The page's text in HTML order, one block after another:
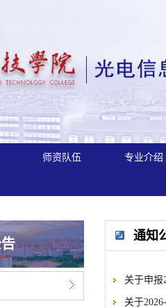
师资队伍 专业介绍
通知
关于申报
关于